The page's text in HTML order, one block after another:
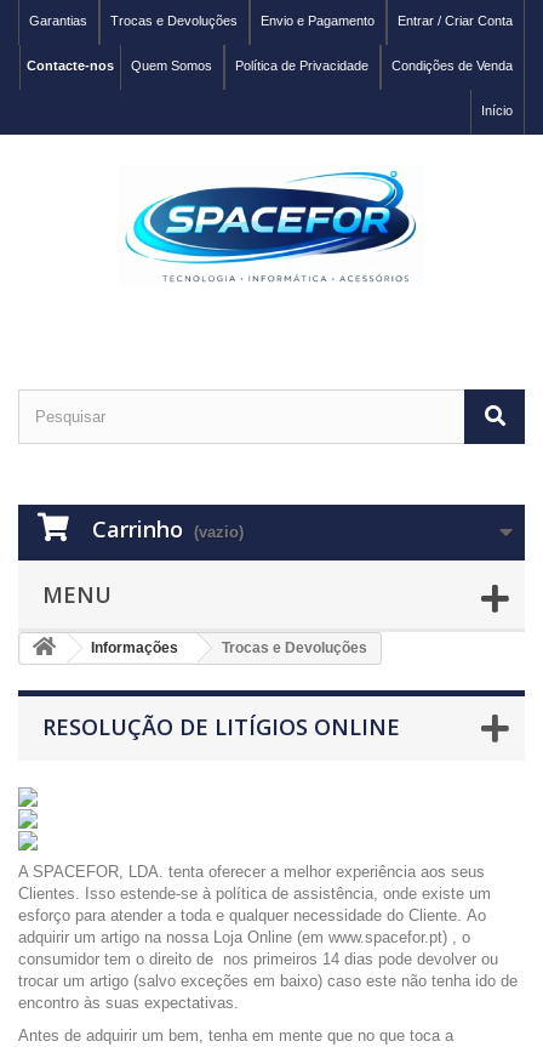
Entrar / Criar Conta
Envio e Pagamento
Trocas e Devoluções
Garantias
Condições de Venda
Política de Privacidade
Quem Somos
Contacte-nos
Início
Carrinho (vazio)
MENU
Informações Trocas e Devoluções
RESOLUÇÃO DE LITÍGIOS ONLINE
A SPACEFOR, LDA. tenta oferecer a melhor experiência aos seus
Clientes. Isso estende-se à política de assistência, onde existe um
esforço para atender a toda e qualquer necessidade do Cliente. Ao
adquirir um artigo na nossa Loja Online (em www.spacefor.pt) , o
consumidor tem o direito de nos primeiros 14 dias pode devolver ou
trocar um artigo (salvo exceções em baixo) caso este não tenha ido de
encontro às suas expectativas.
Antes de adquirir um bem, tenha em mente que no que toca a